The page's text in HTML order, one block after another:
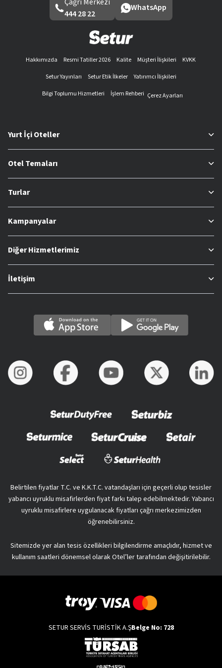
444 28 22
WhatsApp
Hakkımızda Resmi Tatiller 2026 Kalite Müşteri İlişkileri
KVKK
Setur Yayınları
Setur Etik İlkeler
Yatırımcı İlişkileri
Bilgi Toplumu Hizmetleri
İşlem Rehberi Çerez Ayarları
Yurt İçi Oteller
Otel Temaları
Turlar
Kampanyalar
Diğer Hizmetlerimiz
İletişim
Belirtilen fiyatlar T.C. ve K.K.T.C. vatandaşları için geçerli olup tesisler
yabancı uyruklu misafirlerden fiyat farkı talep edebilmektedir. Yabancı
uyruklu misafirlere uygulanacak fiyatları çağrı merkezimizden
öğrenebilirsiniz.
Sitemizde yer alan tesis özellikleri bilgilendirme amaçlıdır, hizmet ve
kullanım saatleri dönemsel olarak Otel’ler tarafından değişitirilebilir.
SETUR SERVİS TURİSTİK A.ŞBelge No: 728